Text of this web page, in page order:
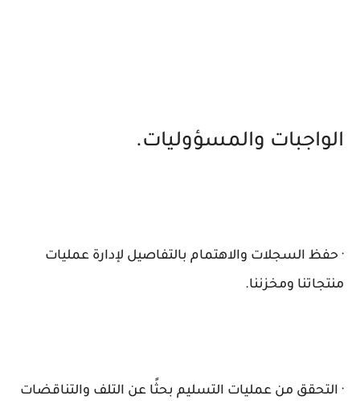
الواجبات والمسؤوليات.
· حفظ السجلات والاهتمام بالتفاصيل لإدارة عمليات
منتجاتنا ومخزننا.
· التحقق من عمليات التسليم بحثًا عن التلف والتناقضات